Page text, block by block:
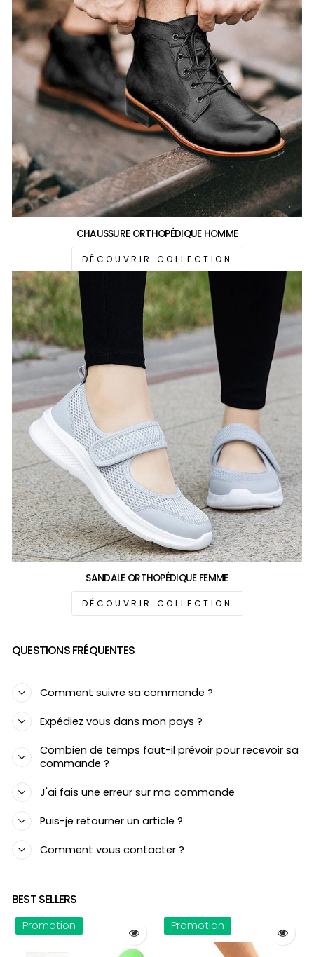
CHAUSSURE ORTHOPÉDIQUE HOMME
DÉCOUVRIR COLLECTION
SANDALE ORTHOPÉDIQUE FEMME
DÉCOUVRIR COLLECTION
QUESTIONS FRÉQUENTES
Comment suivre sa commande ?
Expédiez vous dans mon pays ?
Combien de temps faut-il prévoir pour recevoir sa
commande ?
J'ai fais une erreur sur ma commande
Puis-je retourner un article ?
Comment vous contacter ?
BEST SELLERS
Promotion Promotion